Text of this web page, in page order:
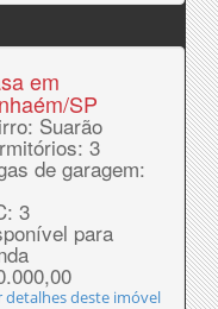
em
SP
Suarão
3
de garagem:
3
para
detalhes deste imóvel